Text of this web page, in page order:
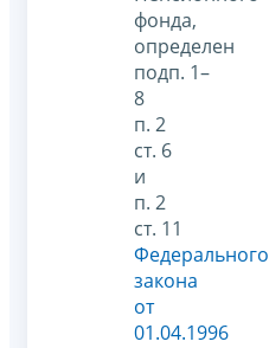
фонда,
определен
подп. 1–
8
п. 2
ст. 6
и
п. 2
ст. 11
Федерального
закона
от
01.04.1996